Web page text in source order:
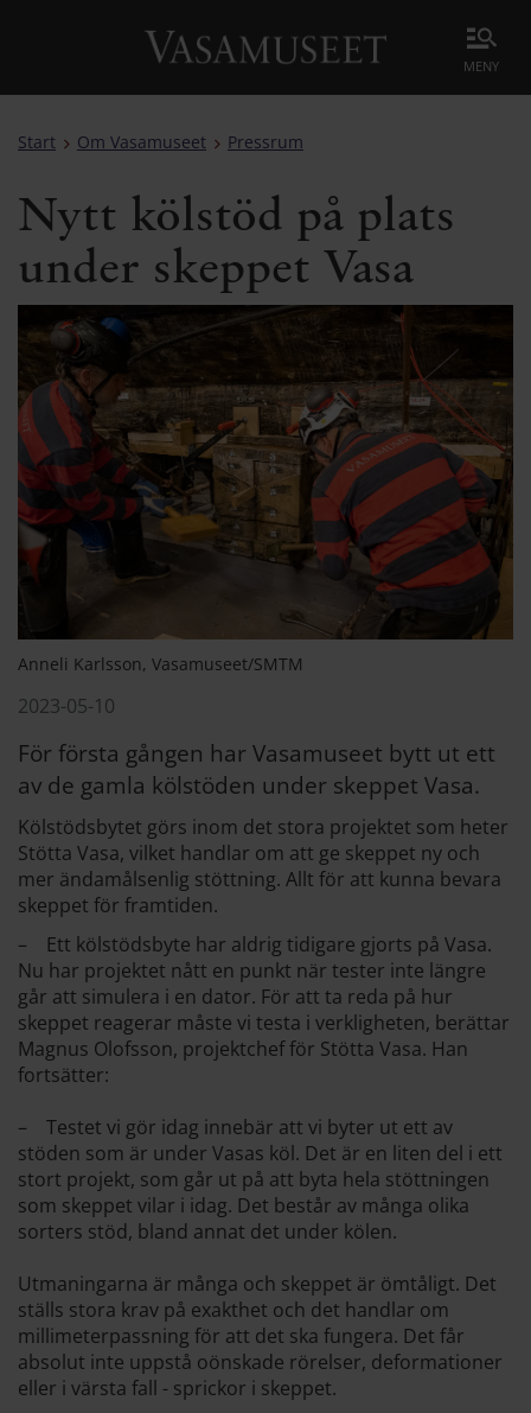
meny
Start Om Vasamuseet Pressrum
Nytt kölstöd på plats
under skeppet Vasa
Anneli Karlsson, Vasamuseet/SMTM
2023-05-10
För första gången har Vasamuseet bytt ut ett
av de gamla kölstöden under skeppet Vasa.
Kölstödsbytet görs inom det stora projektet som heter
Stötta Vasa, vilket handlar om att ge skeppet ny och
mer ändamålsenlig stöttning. Allt för att kunna bevara
skeppet för framtiden.
– Ett kölstödsbyte har aldrig tidigare gjorts på Vasa.
Nu har projektet nått en punkt när tester inte längre
går att simulera i en dator. För att ta reda på hur
skeppet reagerar måste vi testa i verkligheten, berättar
Magnus Olofsson, projektchef för Stötta Vasa. Han
fortsätter:
– Testet vi gör idag innebär att vi byter ut ett av
stöden som är under Vasas köl. Det är en liten del i ett
stort projekt, som går ut på att byta hela stöttningen
som skeppet vilar i idag. Det består av många olika
sorters stöd, bland annat det under kölen.
Utmaningarna är många och skeppet är ömtåligt. Det
ställs stora krav på exakthet och det handlar om
millimeterpassning för att det ska fungera. Det får
absolut inte uppstå oönskade rörelser, deformationer
eller i värsta fall - sprickor i skeppet.